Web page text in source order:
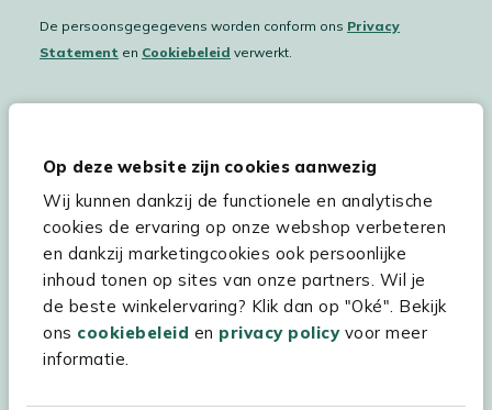
Op deze website zijn cookies aanwezig
Wij kunnen dankzij de functionele en analytische
cookies de ervaring op onze webshop verbeteren
en dankzij marketingcookies ook persoonlijke
inhoud tonen op sites van onze partners. Wil je
de beste winkelervaring? Klik dan op "Oké". Bekijk
ons cookiebeleid en privacy policyvoor meer
informatie.
De persoonsgegegevens worden conform ons Privacy
Statement en Cookiebeleid verwerkt.
Hulp & service
Assortiment
Kees Smit Tuinmeubelen
Experience Stores XXL